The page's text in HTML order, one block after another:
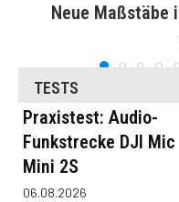
Neue Maßstäbe
TESTS
Praxistest: Audio-
Funkstrecke DJI Mic
Mini 2S
06.08.2026